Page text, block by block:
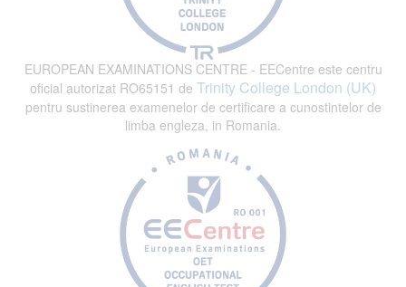
EUROPEAN EXAMINATIONS CENTRE - EECentre este centru
oficial autorizat RO65151 de Trinity College London (UK)
pentru sustinerea examenelor de certificare a cunostintelor de
limba engleza, in Romania.